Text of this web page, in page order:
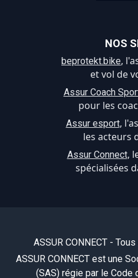
NOS
beprotekt.bike,
et vol de
Assur Coach
pour les
Assur esport,
les acteurs
Assur Connect,
spécialisées
ASSUR CONNECT -
ASSUR CONNECT est une
(SAS) régie par le